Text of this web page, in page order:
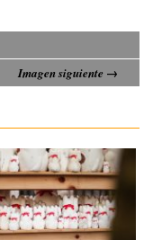
Imagen siguiente →